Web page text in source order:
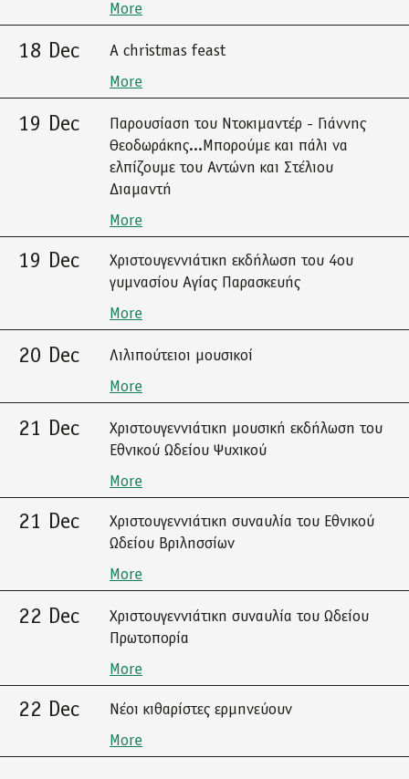
More
18 Dec
A christmas feast
More
19 Dec
Παρουσίαση του Ντοκιμαντέρ - Γιάννης
Θεοδωράκης...Μπορούμε και πάλι να
ελπίζουμε του Αντώνη και Στέλιου
Διαμαντή
More
19 Dec
Χριστουγεννιάτικη εκδήλωση του 4ου
γυμνασίου Αγίας Παρασκευής
More
20 Dec
Λιλιπούτειοι μουσικοί
More
21 Dec
Χριστουγεννιάτικη μουσική εκδήλωση του
Εθνικού Ωδείου Ψυχικού
More
21 Dec
Χριστουγεννιάτικη συναυλία του Εθνικού
Ωδείου Βριλησσίων
More
22 Dec
Χριστουγεννιάτικη συναυλία του Ωδείου
Πρωτοπορία
More
22 Dec
Νέοι κιθαρίστες ερμηνεύουν
More